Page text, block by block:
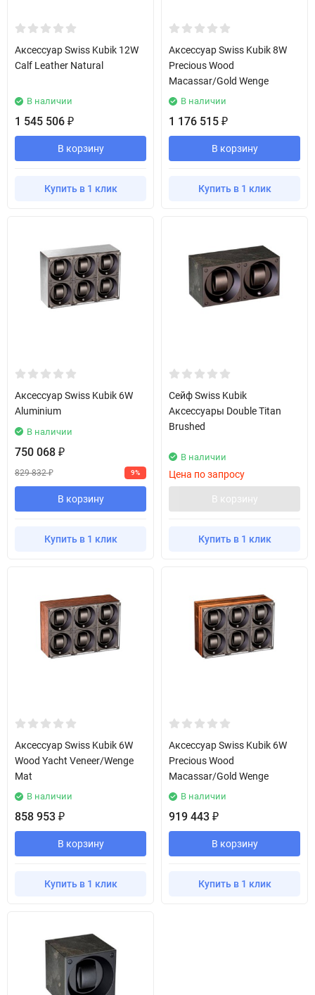
Аксессуар Swiss Kubik 12W
Calf Leather Natural
В наличии
1 545 506 ₽
В корзину
Купить в 1 клик
Аксессуар Swiss Kubik 8W
Precious Wood
Macassar/Gold Wenge
В наличии
1 176 515 ₽
В корзину
Купить в 1 клик
Аксессуар Swiss Kubik 6W
Aluminium
В наличии
750 068 ₽
829 832₽ 9%
В корзину
Купить в 1 клик
Сейф Swiss Kubik
Аксессуары Double Titan
Brushed
В наличии
Цена по запросу
В корзину
Купить в 1 клик
Аксессуар Swiss Kubik 6W
Wood Yacht Veneer/Wenge
Mat
В наличии
858 953 ₽
В корзину
Купить в 1 клик
Аксессуар Swiss Kubik 6W
Precious Wood
Macassar/Gold Wenge
В наличии
919 443 ₽
В корзину
Купить в 1 клик